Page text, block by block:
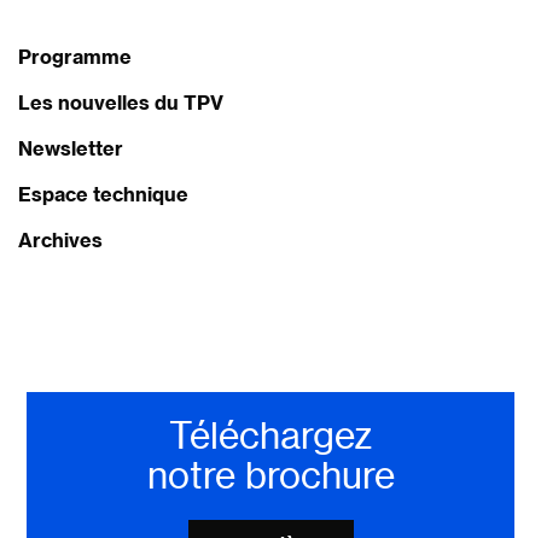
Programme
Les nouvelles du TPV
Newsletter
Espace technique
Archives
Téléchargez
notre brochure